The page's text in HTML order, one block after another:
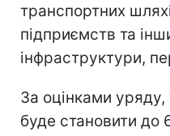
транспортних
підприємств та
інфраструктури,
За оцінками уряду,
буде становити до